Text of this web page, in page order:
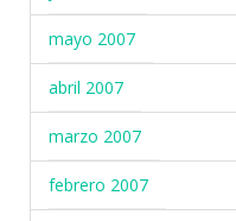
mayo 2007
abril 2007
marzo 2007
febrero 2007